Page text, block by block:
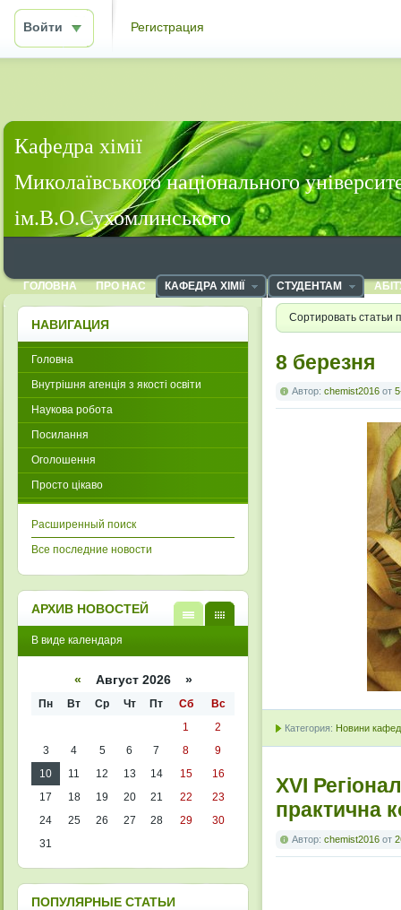
Войти Регистрация
Кафедра хімії
Миколаївського національного
ім.В.О.Сухомлинського
ГОЛОВНА ПРО НАС КАФЕДРА ХІМІЇ СТУДЕНТАМ
Сортировать статьи
8 березня
Автор: chemist2016 от
Категория: Новини
XVI
практична
Автор: chemist2016 от
НАВИГАЦИЯ
Головна
Внутрішня агенція з якості освіти
Наукова робота
Посилання
Оголошення
Просто цікаво
Расширенный поиск
Все последние новости
АРХИВ НОВОСТЕЙ
кален
списк
В виде календаря
« Август 2026 »
Пн Вт Ср Чт Пт Сб
Вс
1
2
3
4 5 6 7 8
9
10
11 12 13 14 15
16
17
18 19 20 21 22
23
24
25 26 27 28 29
30
31
ПОПУЛЯРНЫЕ СТАТЬИ